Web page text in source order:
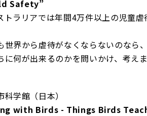
Safety”
トラリアでは年間4万件以上の児童
界から虐待がなくならないのなら
何が出来るのかを問いかけ、考えま
科学館（日本）
with Birds - Things Birds